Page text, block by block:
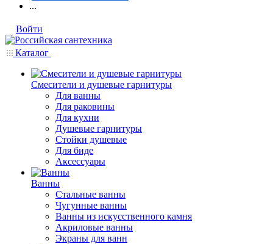
...
Войти
Каталог
Смесители и душевые гарнитуры
Для ванны
Для раковины
Для кухни
Душевые гарнитуры
Стойки душевые
Для биде
Аксессуары
Ванны
Стальные ванны
Чугунные ванны
Ванны из искусственного камня
Акриловые ванны
Экраны для ванн